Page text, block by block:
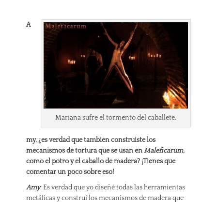
Mariana sufre el tormento del caballete.
A
my, ¿es verdad que tambien construiste los
mecanismos de tortura que se usan enMaleficarum,
como el potro y el caballo de madera? ¡Tienes que
comentar un poco sobre eso!
Amy: Es verdad que yo diseñé todas las herramientas
metálicas y construí los mecanismos de madera que